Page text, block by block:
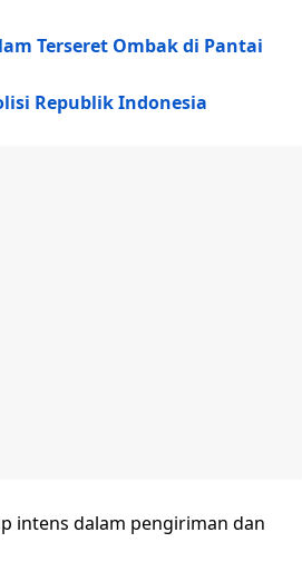
Terseret Ombak di Pantai
Republik Indonesia
intens dalam pengiriman dan